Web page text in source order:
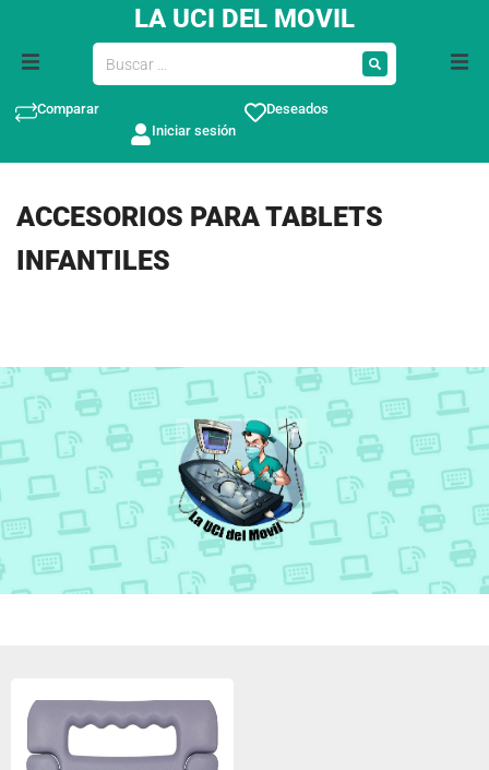
LA UCI DEL MOVIL
Comparar
Deseados
Iniciar sesión
ACCESORIOS PARA TABLETS
INFANTILES